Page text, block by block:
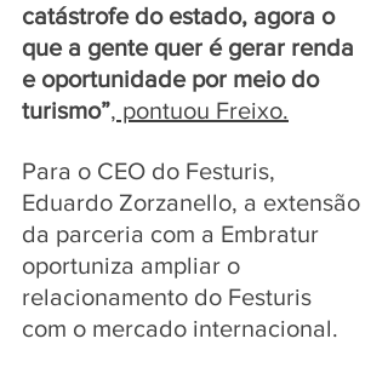
catástrofe do estado, agora o
que a gente quer é gerar renda
e oportunidade por meio do
turismo”, pontuou Freixo.
Para o CEO do Festuris,
Eduardo Zorzanello, a extensão
da parceria com a Embratur
oportuniza ampliar o
relacionamento do Festuris
com o mercado internacional.